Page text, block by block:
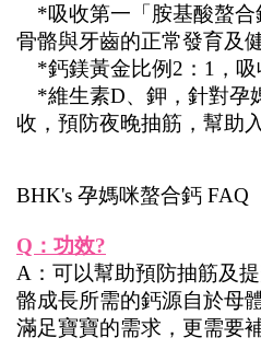
*吸收第一「胺基酸螯合
骨骼與牙齒的正常發育及健
*鈣鎂黃金比例2：1，吸
*維生素D、鉀，針對孕
收，預防夜晚抽筋，幫助入
BHK's 孕媽咪螯合鈣 FAQ
Q：功效?
A：可以幫助預防抽筋及
骼成長所需的鈣源自於母
滿足寶寶的需求，更需要